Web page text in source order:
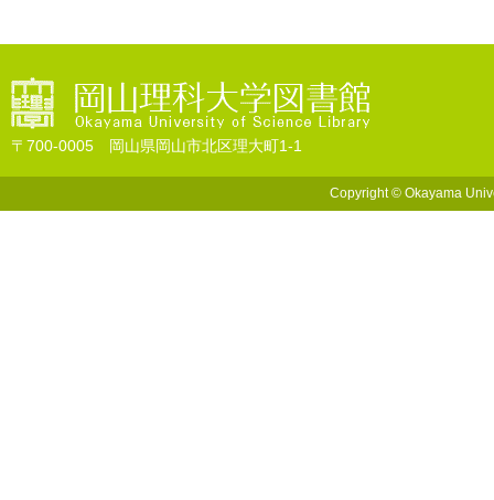
〒700-0005 岡山県岡山市北区理大町1-1
Copyright © Okayama